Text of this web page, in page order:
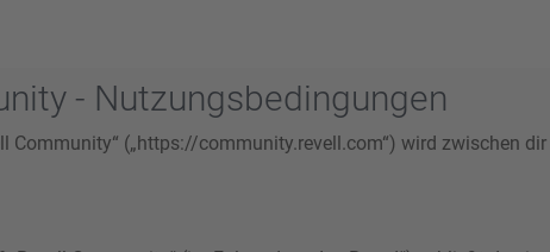
- Nutzungsbedingungen
Community“ („https://community.revell.com“) wird zwischen